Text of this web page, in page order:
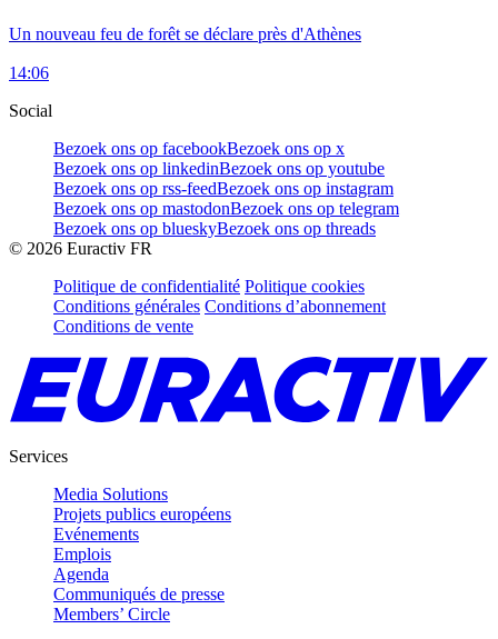
Un nouveau feu de forêt se déclare près d'Athènes
14:06
Social
Bezoek ons op facebookBezoek ons op x
Bezoek ons op linkedinBezoek ons op youtube
Bezoek ons op rss-feedBezoek ons op instagram
Bezoek ons op mastodonBezoek ons op telegram
Bezoek ons op blueskyBezoek ons op threads
© 2026 Euractiv FR
Politique de confidentialité Politique cookies
Conditions générales Conditions d’abonnement
Conditions de vente
Services
Media Solutions
Projets publics européens
Evénements
Emplois
Agenda
Communiqués de presse
Members’ Circle